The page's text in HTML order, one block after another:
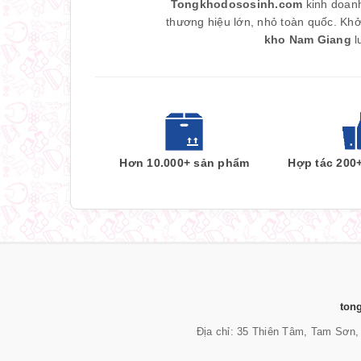
Tongkhodososinh.com kinh
thương hiệu lớn, nhỏ toàn quốc.
kho Nam Giang
Hơn 10.000+ sản phẩm Hợp tác
Địa chỉ: 35 Thiên Tâm, Tam